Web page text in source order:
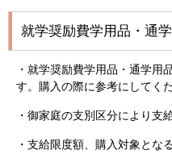
就学奨励費学用品・通
・就学奨励費学用品・通学用
す。購入の際に参考にしてくだ
・御家庭の支別区分により支
・支給限度額、購入対象とな